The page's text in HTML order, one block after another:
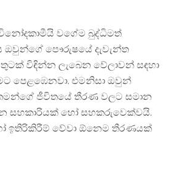
වගේම බුද්ධිමත්
පෞරුෂයේ දැවැන්ත
විඳින්න ලැබෙන වේලාවන් සඳහා
පෙළඹෙනවා. එමනිසා ඔවුන්
ජීවිතයේ තීරණ වලට සමාන
සහකාරියක් හෝ සහකරුවෙක්වයි.
ඉතිරිකිරීම් වේවා ඕනෙම තීරණයක්